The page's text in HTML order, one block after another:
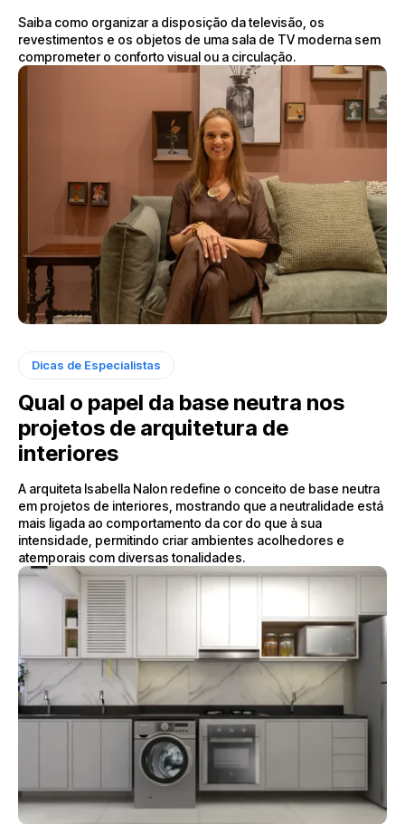
Saiba como organizar a disposição da televisão, os
revestimentos e os objetos de uma sala de TV moderna sem
comprometer o conforto visual ou a circulação.
Dicas de Especialistas
Qual o papel da base neutra nos
projetos de arquitetura de
interiores
A arquiteta Isabella Nalon redefine o conceito de base neutra
em projetos de interiores, mostrando que a neutralidade está
mais ligada ao comportamento da cor do que à sua
intensidade, permitindo criar ambientes acolhedores e
atemporais com diversas tonalidades.